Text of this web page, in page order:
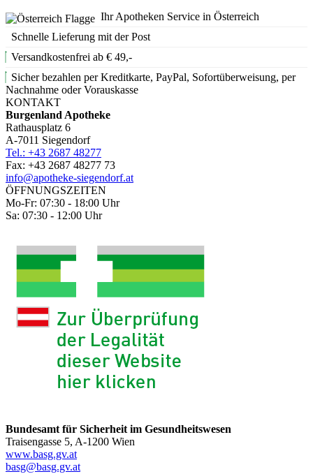
Ihr Apotheken Service in Österreich
Schnelle Lieferung mit der Post
Versandkostenfrei ab € 49,-
Sicher bezahlen per Kreditkarte, PayPal, Sofortüberweisung, per
Nachnahme oder Vorauskasse
KONTAKT
Burgenland Apotheke
Rathausplatz 6
A-7011 Siegendorf
Tel.: +43 2687 48277
Fax: +43 2687 48277 73
info@apotheke-siegendorf.at
ÖFFNUNGSZEITEN
Mo-Fr: 07:30 - 18:00 Uhr
Sa: 07:30 - 12:00 Uhr
Bundesamt für Sicherheit im Gesundheitswesen
Traisengasse 5, A-1200 Wien
www.basg.gv.at
basg@basg.gv.at